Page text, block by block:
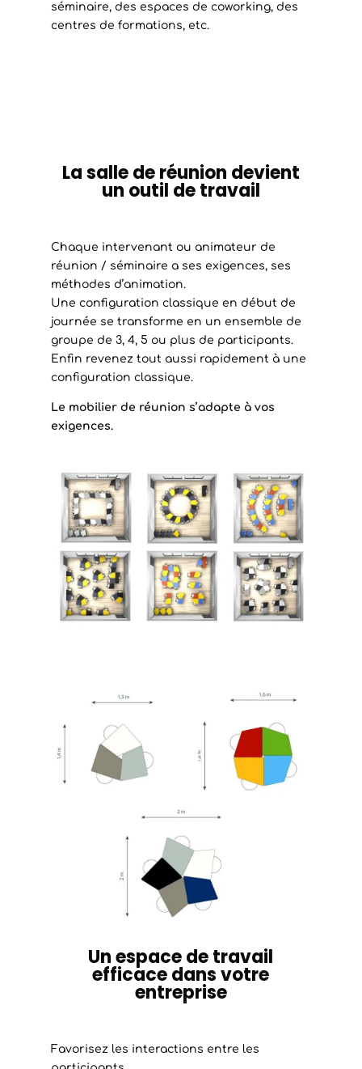
séminaire, des espaces de coworking, des
centres de formations, etc.
La salle de réunion devient
un outil de travail
Chaque intervenant ou animateur de
réunion / séminaire a ses exigences, ses
méthodes d’animation.
Une configuration classique en début de
journée se transforme en un ensemble de
groupe de 3, 4, 5 ou plus de participants.
Enfin revenez tout aussi rapidement à une
configuration classique.
Le mobilier de réunion s’adapte à vos
exigences.
Un espace de travail
efficace dans votre
entreprise
Favorisez les interactions entre les